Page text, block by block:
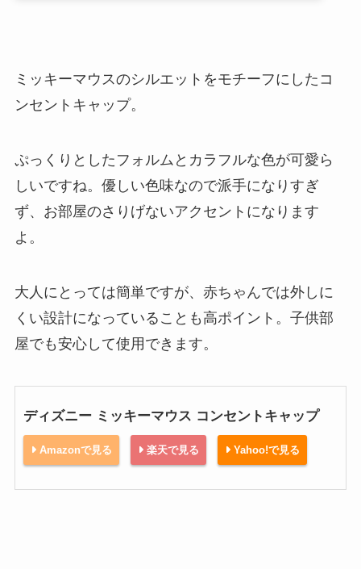
ミッキーマウスのシルエットをモチーフにしたコ
ンセントキャップ。
ぷっくりとしたフォルムとカラフルな色が可愛ら
しいですね。優しい色味なので派手になりすぎ
ず、お部屋のさりげないアクセントになります
よ。
大人にとっては簡単ですが、赤ちゃんでは外しに
くい設計になっていることも高ポイント。子供部
屋でも安心して使用できます。
ディズニー ミッキーマウス コンセントキャップ
Amazonで見る 楽天で見る Yahoo!で見る